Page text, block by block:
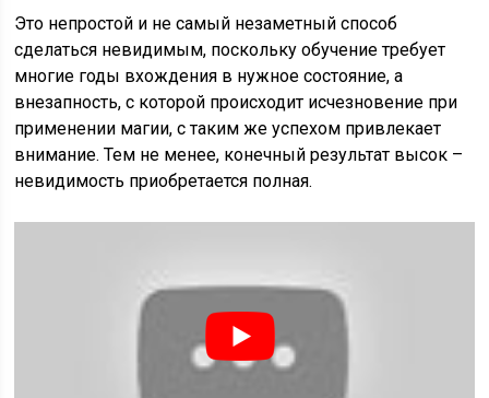
Это непростой и не самый незаметный способ
сделаться невидимым, поскольку обучение требует
многие годы вхождения в нужное состояние, а
внезапность, с которой происходит исчезновение при
применении магии, с таким же успехом привлекает
внимание. Тем не менее, конечный результат высок –
невидимость приобретается полная.